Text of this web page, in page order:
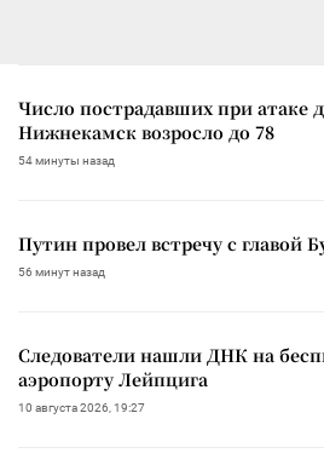
Число пострадавших при атаке
Нижнекамск возросло до 78
54 минуты назад
Путин провел встречу с главой
56 минут назад
Следователи нашли ДНК на
аэропорту Лейпцига
10 августа 2026, 19:27